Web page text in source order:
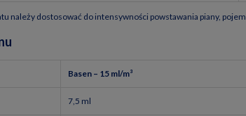
należy dostosować do intensywności powstawania piany,
Basen – 15 ml/m³
7,5 ml